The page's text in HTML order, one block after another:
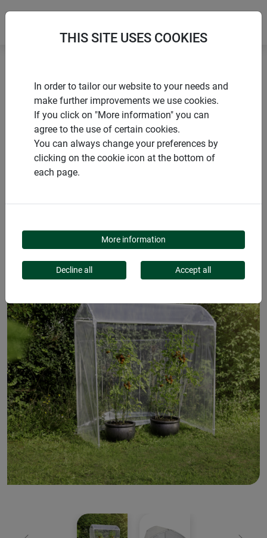
Accueil Serres Serre à tomates ALUSTAR
PRODUITS
SERRE À TOMATES
THIS SITE USES COOKIES
In order to tailor our website to your needs and
make further improvements we use cookies.
If you click on "More information" you can
agree to the use of certain cookies.
You can always change your preferences by
clicking on the cookie icon at the bottom of
each page.
More information
Decline all Accept all